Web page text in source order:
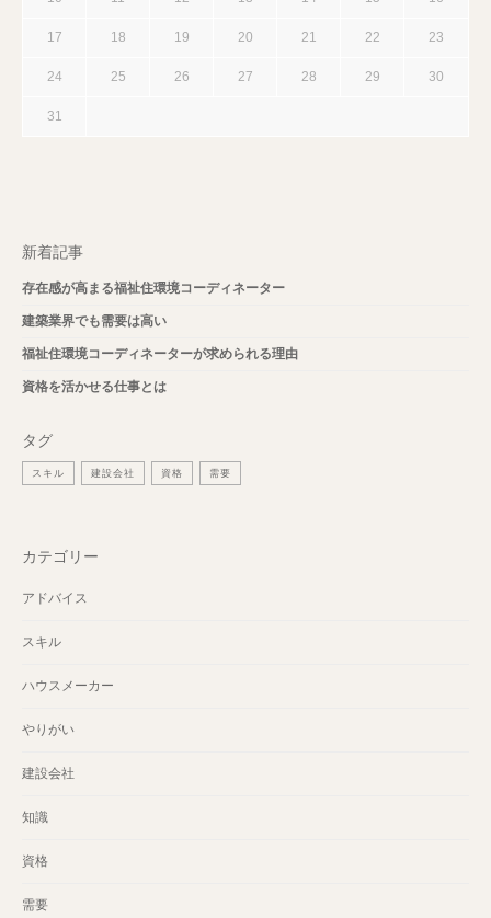
17 18 19 20 21 22 23
24 25 26 27 28 29 30
31
新着記事
存在感が高まる福祉住環境コーディネーター
建築業界でも需要は高い
福祉住環境コーディネーターが求められる理由
資格を活かせる仕事とは
タグ
スキル 建設会社 資格 需要
カテゴリー
アドバイス
スキル
ハウスメーカー
やりがい
建設会社
知識
資格
需要